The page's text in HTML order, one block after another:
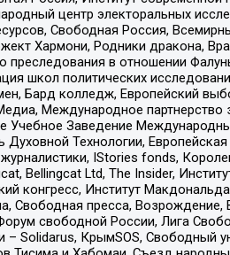
центр электоральных
Свободная Россия,
Хармони, Родники дракона,
преследования в отношении
школ политических
Бард колледж, Европейский
Международное партнерство
Учебное Заведение
Духовной Технологии,
IStories fonds,
Bellingcat Ltd, The Insider,
конгресс, Институт
пресса, Возрождение,
свободной России, Лига
Solidarus, КрымSOS, Свободный